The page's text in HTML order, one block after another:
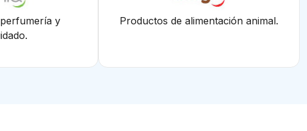
y
Productos de alimentación animal.